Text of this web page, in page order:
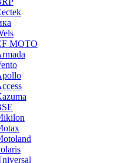
MOTO